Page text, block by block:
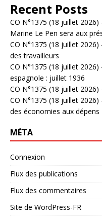
Recent Posts
CO N°1375 (18 juillet
Marine Le Pen sera aux
CO N°1375 (18 juillet
des travailleurs
CO N°1375 (18 juillet
espagnole : juillet 1936
CO N°1375 (18 juillet
CO N°1375 (18 juillet
des économies aux dépens
MÉTA
Connexion
Flux des publications
Flux des commentaires
Site de WordPress-FR